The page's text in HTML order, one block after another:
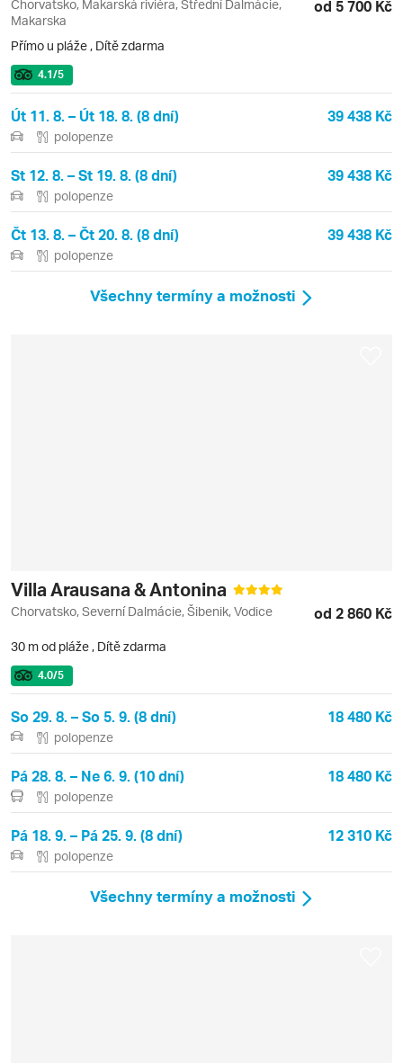
Chorvatsko, Makarská riviéra, Střední Dalmácie,
Makarska
od 5 700 Kč
Přímo u pláže , Dítě zdarma
4.1/5
Út 11. 8. – Út 18. 8. (8 dní) 39 438 Kč
polopenze
St 12. 8. – St 19. 8. (8 dní) 39 438 Kč
polopenze
Čt 13. 8. – Čt 20. 8. (8 dní) 39 438 Kč
polopenze
Všechny termíny a možnosti
Villa Arausana & Antonina
Chorvatsko, Severní Dalmácie, Šibenik, Vodice od 2 860 Kč
30 m od pláže , Dítě zdarma
4.0/5
So 29. 8. – So 5. 9. (8 dní) 18 480 Kč
polopenze
Pá 28. 8. – Ne 6. 9. (10 dní) 18 480 Kč
polopenze
Pá 18. 9. – Pá 25. 9. (8 dní) 12 310 Kč
polopenze
Všechny termíny a možnosti